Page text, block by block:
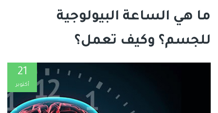
ما هي الساعة البيولوجية
للجسم؟ وكيف تعمل؟
21
أكتوبر